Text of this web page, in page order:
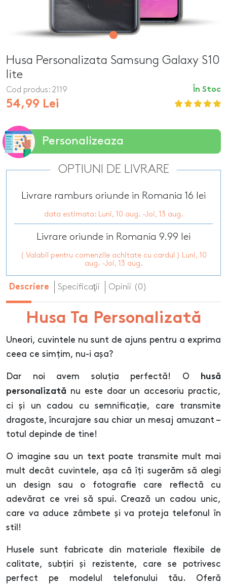
Husa Personalizata Samsung Galaxy S10
lite
În Stoc
Cod produs: 2119
54,99 Lei
Personalizeaza
OPTIUNI DE LIVRARE
Livrare ramburs oriunde in Romania 16 lei
data estimata: Luni, 10 aug. -Joi, 13 aug.
Livrare oriunde in Romania 9.99 lei
( Valabil pentru comenzile achitate cu cardul ) Luni, 10
aug. -Joi, 13 aug.
Descriere Specificaţii Opinii (0)
Husa Ta Personalizată
Uneori, cuvintele nu sunt de ajuns pentru a exprima
ceea ce simțim, nu-i așa?
Dar noi avem soluția perfectă! O
husă
personalizată nu este doar un accesoriu practic,
ci și un cadou cu semnificație, care transmite
dragoste, încurajare sau chiar un mesaj amuzant –
totul depinde de tine!
O imagine sau un text poate transmite mult mai
mult decât cuvintele, așa că îți sugerăm să alegi
un design sau o fotografie care reflectă cu
adevărat ce vrei să spui. Crează un cadou unic,
care va aduce zâmbete și va proteja telefonul în
stil!
Husele sunt fabricate din materiale flexibile de
calitate, subțiri și rezistente, care se potrivesc
perfect pe modelul telefonului tău. Oferă